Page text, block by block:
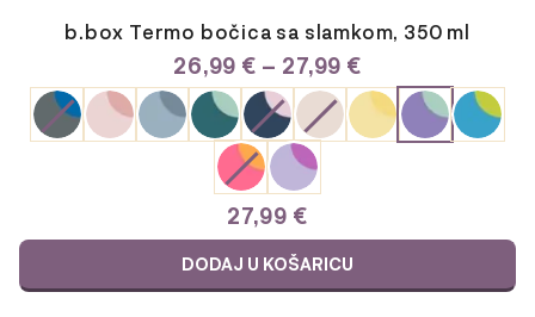
b.box Termo bočica sa slamkom, 350 ml
26,99 € – 27,99 €
CIJENA:
OD
26,99 €
27,99 €
DODAJ U KOŠARICU